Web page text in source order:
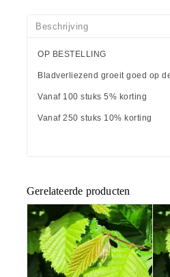
Beschrijving
OP BESTELLING
Bladverliezend groeit goed op
Vanaf 100 stuks 5% korting
Vanaf 250 stuks 10% korting
Gerelateerde producten